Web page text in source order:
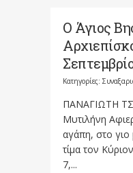
Ο Άγιος
Κατηγορίες:
ΠΑΝΑΓΙΩΤΗ
Μυτιλήνη
αγάπη, στο
τίμα τον
7,...